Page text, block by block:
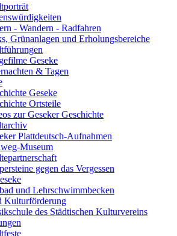
- Wandern - Radfahren
Grünanlagen und Erholungsbereiche
Geseke
& Tagen
Geseke
Ortsteile
zur Geseker Geschichte
Plattdeutsch-Aufnahmen
Museum
gegen das Vergessen
und Lehrschwimmbecken
Kulturförderung
des Städtischen Kulturvereins